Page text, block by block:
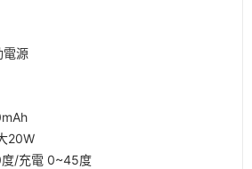
電源
20W
/充電 0~45度